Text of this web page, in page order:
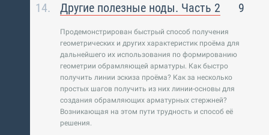
Другие полезные ноды. Часть 2 9
Продемонстрирован быстрый способ получения
геометрических и других характеристик проёма для
дальнейшего их использования по формированию
геометрии обрамляющей арматуры. Как быстро
получить линии эскиза проёма? Как за несколько
простых шагов получить из них линии-основы для
создания обрамляющих арматурных стержней?
Возникающая на этом пути трудность и способ её
решения.